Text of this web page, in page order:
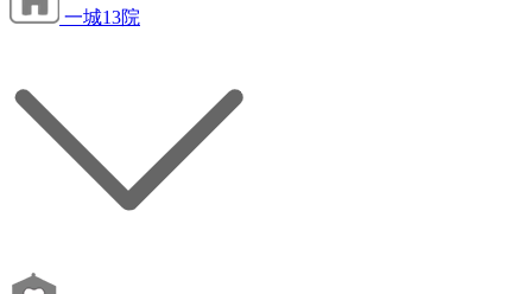
一城13院